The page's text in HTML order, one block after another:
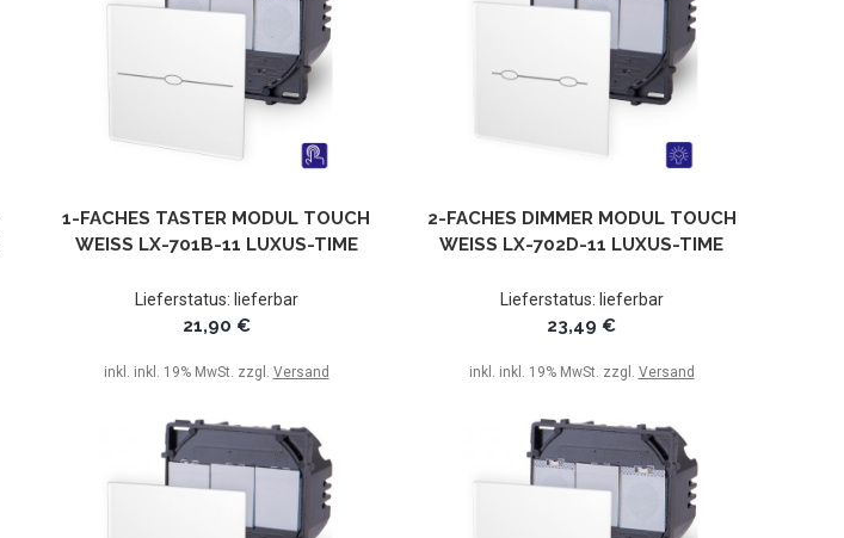
1-FACHES TASTER MODUL TOUCH
WEISS LX-701B-11 LUXUS-TIME
Lieferstatus: lieferbar
21,90 €
inkl. inkl. 19% MwSt. zzgl. Versand
2-FACHES DIMMER MODUL TOUCH
WEISS LX-702D-11 LUXUS-TIME
Lieferstatus: lieferbar
23,49 €
inkl. inkl. 19% MwSt. zzgl. Versand